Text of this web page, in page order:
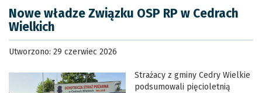
Nowe władze Związku OSP RP w Cedrach
Wielkich
Utworzono: 29 czerwiec 2026
Strażacy z gminy Cedry Wielkie
podsumowali pięcioletnią